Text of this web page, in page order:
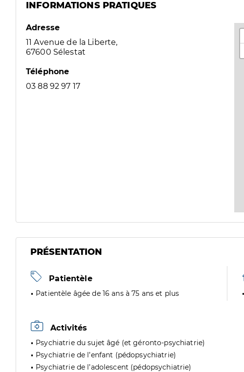
INFORMATIONS PRATIQUES
Adresse
11 Avenue de la Liberte,
67600 Sélestat
Téléphone
03 88 92 97 17
PRÉSENTATION
Patientèle
Patientèle âgée de 16 ans à 75 ans et plus
Activités
Psychiatrie du sujet âgé (et géronto-psychiatrie)
Psychiatrie de l’enfant (pédopsychiatrie)
Psychiatrie de l’adolescent (pédopsychiatrie)